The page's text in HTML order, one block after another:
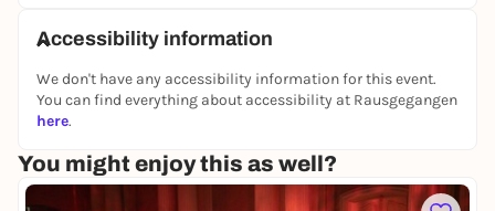
Accessibility information
We don't have any accessibility information for this event.
You can find everything about accessibility at Rausgegangen
here.
You might enjoy this as well?